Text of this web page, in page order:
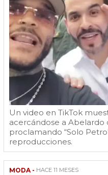
Un video en TikTok
acercándose a Abelardo
proclamando “Solo
reproducciones.
MODA - HACE 11 MESES